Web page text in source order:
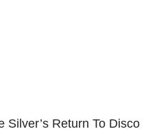
Silver’s Return To Disco